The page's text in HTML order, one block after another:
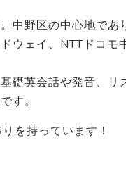
中野区の中心地で
ウェイ、NTTドコモ
礎英会話や発音、
す。
を持っています！